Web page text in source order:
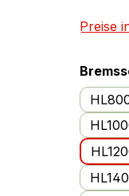
Preise